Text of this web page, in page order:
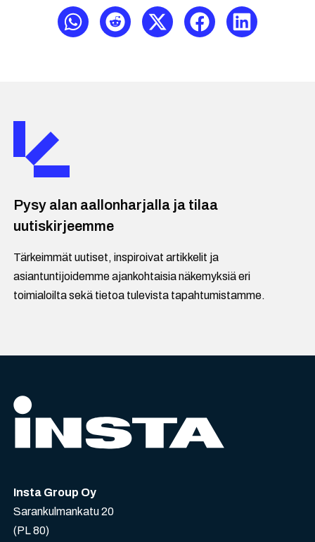
Pysy alan aallonharjalla ja tilaa
uutiskirjeemme
Tärkeimmät uutiset, inspiroivat artikkelit ja
asiantuntijoidemme ajankohtaisia näkemyksiä eri
toimialoilta sekä tietoa tulevista tapahtumistamme.
Insta Group Oy
Sarankulmankatu 20
(PL 80)